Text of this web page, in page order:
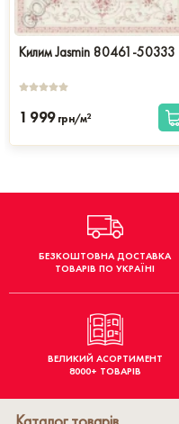
Килим Jasmin 80461-50333
1 999 грн/м2
БЕЗКОШТОВНА ДОСТАВКА
ТОВАРІВ ПО УКРАЇНІ
ВЕЛИКИЙ АСОРТИМЕНТ
8000+ ТОВАРІВ